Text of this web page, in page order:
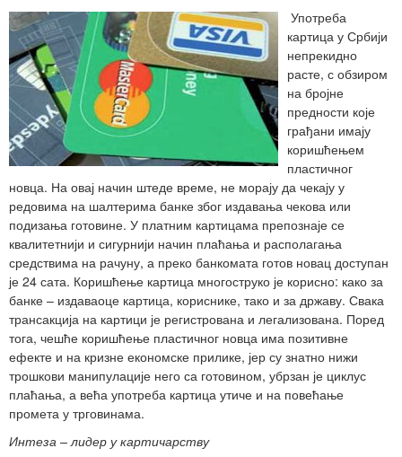
Употреба
картица у Србији
непрекидно
расте, с обзиром
на бројне
предности које
грађани имају
коришћењем
пластичног
новца. На овај начин штеде време, не морају да чекају у
редовима на шалтерима банке због издавања чекова или
подизања готовине. У платним картицама препознаје се
квалитетнији и сигурнији начин плаћања и располагања
средствима на рачуну, а преко банкомата готов новац доступан
је 24 сата. Коришћење картица многоструко је корисно: како за
банке – издаваоце картица, кориснике, тако и за државу. Свака
трансакција на картици је регистрована и легализована. Поред
тога, чешће коришћење пластичног новца има позитивне
ефекте и на кризне економске прилике, јер су знатно нижи
трошкови манипулације него са готовином, убрзан је циклус
плаћања, а већа употреба картица утиче и на повећање
промета у трговинама.
Интеза – лидер у картичарству